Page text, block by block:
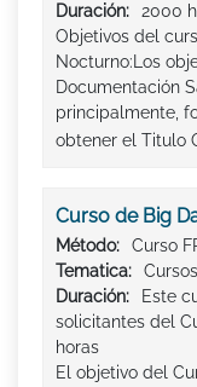
Duración:
2000
Objetivos del
Nocturno:Los
Documentación
principalmente,
obtener el Titulo
Curso de Big
Método:
Curso
Tematica:
Duración:
Este
solicitantes del
horas
El objetivo del